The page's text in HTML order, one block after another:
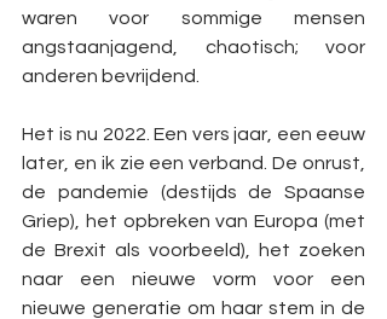
waren voor sommige mensen
angstaanjagend, chaotisch; voor
anderen bevrijdend.
Het is nu 2022. Een vers jaar, een eeuw
later, en ik zie een verband. De onrust,
de pandemie (destijds de Spaanse
Griep), het opbreken van Europa (met
de Brexit als voorbeeld), het zoeken
naar een nieuwe vorm voor een
nieuwe generatie om haar stem in de